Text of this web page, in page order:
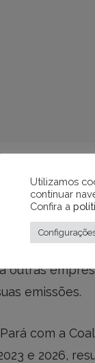
ou
Se
a redução
ele gera
outras
emissões.
com a
e 2026,
Utilizamos
continuar
Confira a